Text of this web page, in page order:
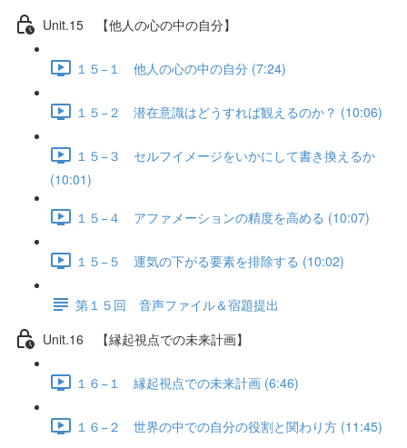
Unit.15 【他人の心の中の自分】
１５−１ 他人の心の中の自分 (7:24)
１５−２ 潜在意識はどうすれば観えるのか？ (10:06)
１５−３ セルフイメージをいかにして書き換えるか
(10:01)
１５−４ アファメーションの精度を高める (10:07)
１５−５ 運気の下がる要素を排除する (10:02)
第１５回 音声ファイル＆宿題提出
Unit.16 【縁起視点での未来計画】
１６−１ 縁起視点での未来計画 (6:46)
１６−２ 世界の中での自分の役割と関わり方 (11:45)